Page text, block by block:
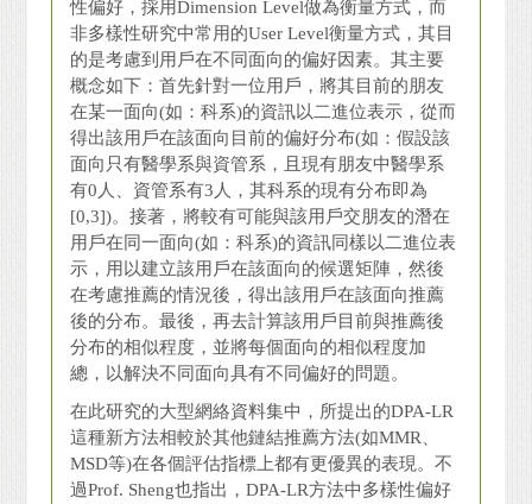
性偏好，採用Dimension Level做為衡量方式，而
非多樣性研究中常用的User Level衡量方式，其目
的是考慮到用戶在不同面向的偏好因素。其主要
概念如下：首先針對一位用戶，將其目前的朋友
在某一面向(如：科系)的資訊以二進位表示，從而
得出該用戶在該面向目前的偏好分布(如：假設該
面向只有醫學系與資管系，且現有朋友中醫學系
有0人、資管系有3人，其科系的現有分布即為
[0,3])。接著，將較有可能與該用戶交朋友的潛在
用戶在同一面向(如：科系)的資訊同樣以二進位表
示，用以建立該用戶在該面向的候選矩陣，然後
在考慮推薦的情況後，得出該用戶在該面向推薦
後的分布。最後，再去計算該用戶目前與推薦後
分布的相似程度，並將每個面向的相似程度加
總，以解決不同面向具有不同偏好的問題。
在此研究的大型網絡資料集中，所提出的DPA-LR
這種新方法相較於其他鏈結推薦方法(如MMR、
MSD等)在各個評估指標上都有更優異的表現。不
過Prof. Sheng也指出，DPA-LR方法中多樣性偏好